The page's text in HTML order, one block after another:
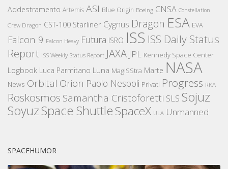
Addestramento Artemis ASI Blue Origin Boeing CNSA Constellation
Crew Dragon CST-100 Starliner Cygnus Dragon ESA EVA
Falcon 9 Falcon Heavy Futura ISRO ISS ISS Daily Status
Report ISS Weekly Status Report JAXA JPL Kennedy Space Center
Logbook Luca Parmitano Luna MagISStra Marte NASA
News Orbital Orion Paolo Nespoli Privati Progress RKA
Roskosmos Samantha Cristoforetti SLS Sojuz
SoyuzSpace ShuttleSpaceX ULA Unmanned
SPACEHUMOR